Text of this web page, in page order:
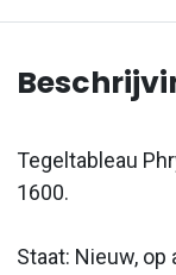
Tegeltableau
1600.
Staat: Nieuw,